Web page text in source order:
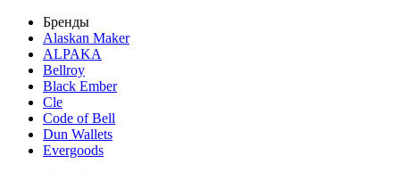
Бренды
Alaskan Maker
ALPAKA
Bellroy
Black Ember
Cle
Code of Bell
Dun Wallets
Evergoods